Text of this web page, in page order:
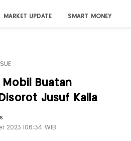
MARKET UPDATE SMART MONEY
Mobil Buatan
Jusuf Kalla
2023 |06:34 WIB